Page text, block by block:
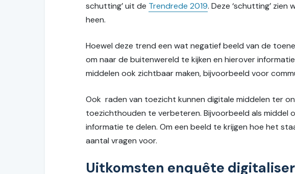
schutting’ uit de Trendrede 2019. Deze ‘schutting’
heen.
Hoewel deze trend een wat negatief beeld van de
om naar de buitenwereld te kijken en hierover
middelen ook zichtbaar maken, bijvoorbeeld voor
Ook raden van toezicht kunnen digitale middelen ter
toezichthouden te verbeteren. Bijvoorbeeld als middel
informatie te delen. Om een beeld te krijgen hoe het
aantal vragen voor.
Uitkomsten enquête